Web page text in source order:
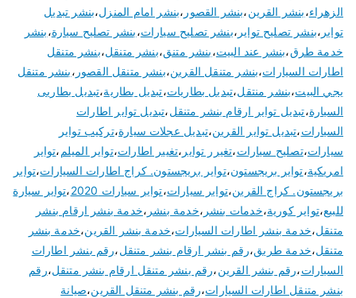
الزهراء،بنشر القرين،بنشر القصور ،بنشر امام المنزل،بنشر تبديل
تواير ،بنشر تصليح تواير ،بنشر تصليح سيارات،بنشر تصليح سيارة،بنشر
خدمة طرق،بنشر عند البيت،بنشر متنق،بنشر متنقل،بنشر متنقل
اطارات السيارات،بنشر متنقل القرين،بنشر متنقل القصور ،بنشر متنقل
يجي البيت،بنشر منتقل،تبديل بطاريات،تبديل بطارية،تبديل بطاريى
السيارة،تبديل تواير ارقام بنشر متنقل،تبديل تواير اطارات
السيارات،تبديل تواير القرين،تبديل عجلات سيارة،تركيب تواير
سيارات،تصليح سيارات،تغيرر تواير ،تغيير اطارات،تواير الميلم ،تواير
امريكية،تواير بريجستون،تواير بريجستون. كراج اطارات السيارات،تواير
بريجستون. كراج القرين،تواير سيارات،تواير سيارات 2020 ،تواير سيارة
للبيع،تواير كورية،خدمات بنشر ،خدمة بنشر ،خدمة بنشر ارقام بنشر
متنقل،خدمة بنشر اطارات السيارات،خدمة بنشر القرين،خدمة بنشر
متنقل،خدمة طريق،رقم بنشر ارقام بنشر متنقل،رقم بنشر اطارات
السيارات،رقم بنشر القرين،رقم بنشر متنقل ارقام بنشر متنقل،رقم
بنشر متنقل اطارات السيارات،رقم بنشر متنقل القرين،صيانة